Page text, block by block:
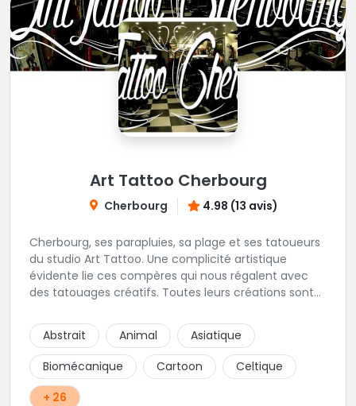
Art Tattoo Cherbourg
Cherbourg 4.98 (13 avis)
Cherbourg, ses parapluies, sa plage et ses tatoueurs
du studio Art Tattoo. Une complicité artistique
évidente lie ces compères qui nous régalent avec
des tatouages créatifs. Toutes leurs créations sont
d'hygiène les plus strictes. Du new-school, du old
school, fantasy ou encore réaliste, Niko, Anthony,
Cody et les nombreux Guest seront adapter vos
idées en tatouages uniques et créatifs.
Abstrait Animal
Asiatique
Biomécanique
Cartoon
Celtique
+ 26